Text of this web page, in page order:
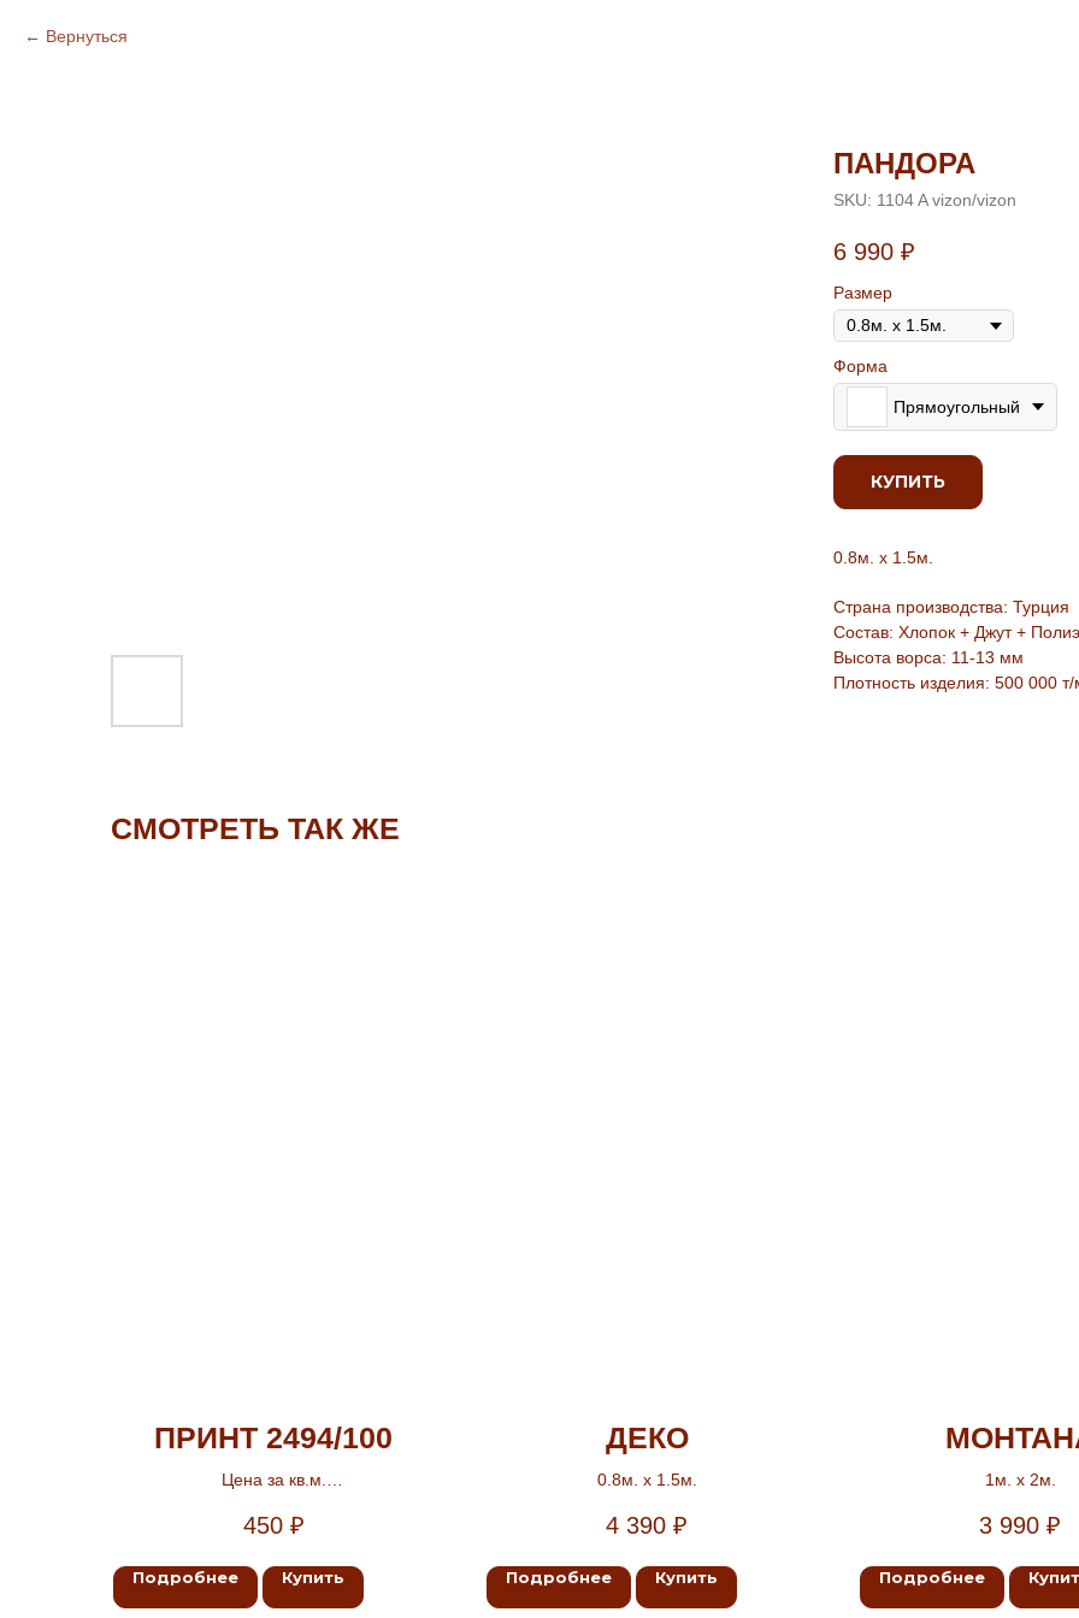
Вернуться
ПАНДОРА
SKU: 1104 A vizon/vizon
6 990 ₽
Размер
Форма
Прямоугольный
КУПИТЬ
0.8м. х 1.5м.
Страна производства: Турция
Состав: Хлопок + Джут +
Высота ворса: 11-13 мм
Плотность изделия: 500 000
СМОТРЕТЬ ТАК ЖЕ
ПРИНТ 2494/100
Цена за кв.м.
450 ₽
Подробнее Купить
ДЕКО
0.8м. х 1.5м.
4 390 ₽
Подробнее Купить
1м. х 2м.
3 990 ₽
Подробнее